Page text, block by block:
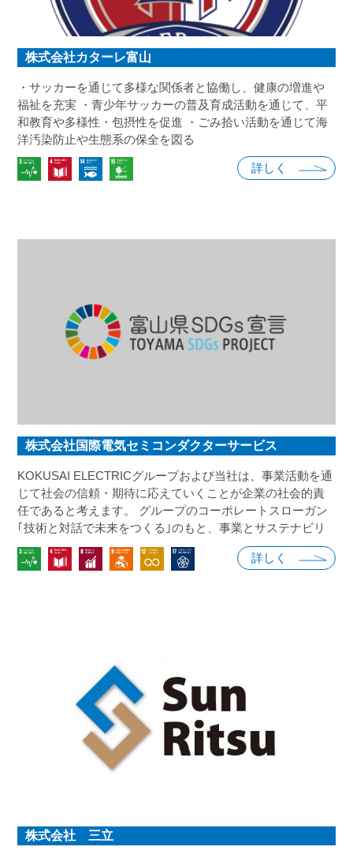
株式会社カターレ富山
・サッカーを通じて多様な関係者と協働し、健康の増進や
福祉を充実 ・青少年サッカーの普及育成活動を通じて、平
和教育や多様性・包摂性を促進 ・ごみ拾い活動を通じて海
洋汚染防止や生態系の保全を図る
詳しく
株式会社国際電気セミコンダクターサービス
KOKUSAI ELECTRICグループおよび当社は、事業活動を通
じて社会の信頼・期待に応えていくことが企業の社会的責
任であると考えます。 グループのコーポレートスローガン
｢技術と対話で未来をつくる｣のもと、事業とサステナビリ
ティの両側面から経済価値および環境・社会価値を追求す
ることにより、SDGs達成にも寄与するとともに、安全・快
詳しく
株式会社 三立